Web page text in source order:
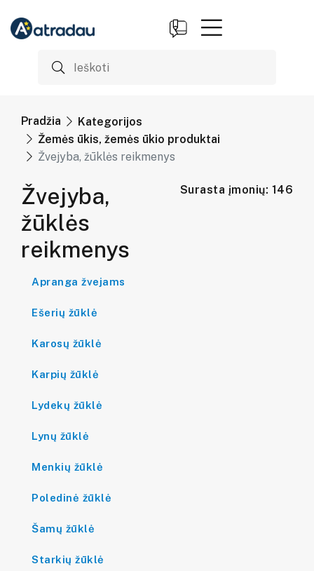
Pradžia
Kategorijos
Žemės ūkis, žemės ūkio produktai
Žvejyba, žūklės reikmenys
Žvejyba,
žūklės
reikmenys
Surasta įmonių: 146
Apranga žvejams
Ešerių žūklė
Karosų žūklė
Karpių žūklė
Lydekų žūklė
Lynų žūklė
Menkių žūklė
Poledinė žūklė
Šamų žūklė
Starkių žūklė